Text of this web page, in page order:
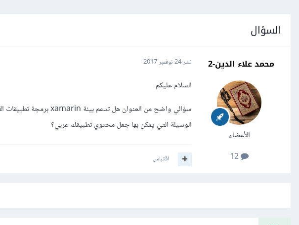
السؤال
محمد علاء الدين-2
الأعضاء
نشر24 نوفمبر 2017
السلام عليكم
الوسيلة التي يمكن بها جعل محتوي تطبيقك عربي؟
اقتباس